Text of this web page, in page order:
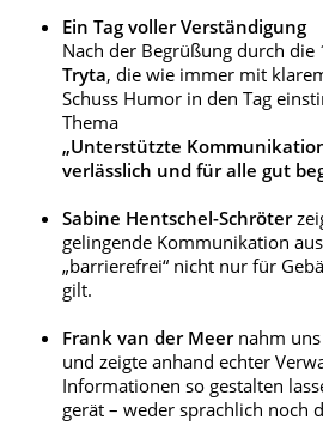
Ein Tag voller Verständigung
Nach der Begrüßung durch die
Tryta, die wie immer mit
Schuss Humor in den Tag
Thema
„Unterstützte
verlässlich und für alle gut
Sabine Hentschel-Schröter
gelingende Kommunikation
„barrierefrei“ nicht nur für
gilt.
Frank van der Meernahm uns
und zeigte anhand echter
Informationen so gestalten
gerät – weder sprachlich noch